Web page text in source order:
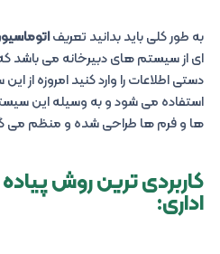
به طور کلی باید بدانید تعریف
ای از سیستم های دبیرخانه می باشد
دستی اطلاعات را وارد کنید امروزه از
استفاده می شود و به وسیله این
ها و فرم ها طراحی شده و منظم می
کاربردی ترین روش
اداری: